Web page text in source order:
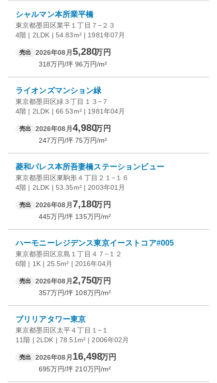
シャルマン本所業平橋
東京都墨田区業平１丁目７−２３
4階 | 2LDK | 54.83m² | 1981年07月
売出 2026年08月 5,280万円
318万円/坪 96万円/m²
ライオンズマンション緑
東京都墨田区緑３丁目１３−７
4階 | 2LDK | 66.53m² | 1981年04月
売出 2026年08月 4,980万円
247万円/坪 75万円/m²
菱和パレス本所吾妻橋ステーションビュー
東京都墨田区東駒形４丁目２１−１６
4階 | 2LDK | 53.35m² | 2003年01月
売出 2026年08月 7,180万円
445万円/坪 135万円/m²
ハーモニーレジデンス東京イーストコア#005
東京都墨田区京島１丁目４７−１２
6階 | 1K | 25.5m² | 2016年04月
売出 2026年08月 2,750万円
357万円/坪 108万円/m²
ブリリアタワー東京
東京都墨田区太平４丁目１−１
11階 | 2LDK | 78.51m² | 2006年02月
売出 2026年08月 16,498万円
695万円/坪 210万円/m²